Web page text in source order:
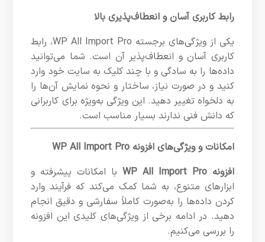
رابط کاربری آسان و انعطاف‌پذیری بالا
یکی از ویژگی‌های برجسته WP All Import Pro، رابط
کاربری آسان و انعطاف‌پذیر آن است. شما می‌توانید
داده‌ها را به سادگی و با چند کلیک به سایت خود وارد
کنید و در صورت نیاز، ساختار و نحوه نمایش آن‌ها را
به دلخواه تغییر دهید. این ویژگی به‌ویژه برای کاربرانی
که دانش فنی ندارند بسیار مناسب است.
امکانات و ویژگی‌های افزونه WP All Import Pro
افزونه WP All Import Pro
با امکانات پیشرفته و
ابزارهای متنوع، به شما کمک می‌کند که فرآیند وارد
کردن داده‌ها را به‌صورت کاملاً سفارشی و دقیق انجام
دهید. در ادامه برخی از ویژگی‌های کلیدی این افزونه
را بررسی می‌کنیم.